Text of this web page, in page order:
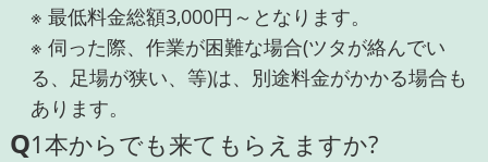
※ 最低料金総額3,000円～となります。
※ 伺った際、作業が困難な場合(ツタが絡んでい
る、足場が狭い、等)は、別途料金がかかる場合も
あります。
Q1本からでも来てもらえますか?